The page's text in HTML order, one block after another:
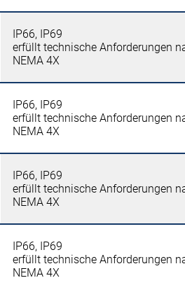
IP66, IP69
erfüllt technische Anforderungen
NEMA 4X
IP66, IP69
erfüllt technische Anforderungen
NEMA 4X
IP66, IP69
erfüllt technische Anforderungen
NEMA 4X
IP66, IP69
erfüllt technische Anforderungen
NEMA 4X